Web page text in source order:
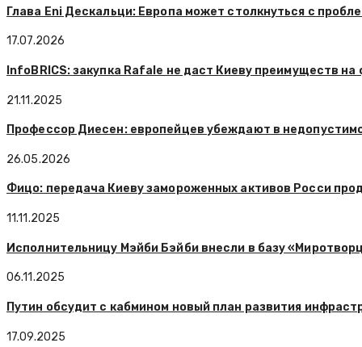
Глава Eni Дескальци: Европа может столкнуться с
17.07.2026
InfoBRICS: закупка Rafale не даст Киеву преимуществ на
21.11.2025
Профессор Диесен: европейцев убеждают в
26.05.2026
Фицо: передача Киеву замороженных активов Росси
11.11.2025
Исполнительницу Мэйби Бэйби внесли в базу
06.11.2025
Путин обсудит с кабмином новый план развития
17.09.2025